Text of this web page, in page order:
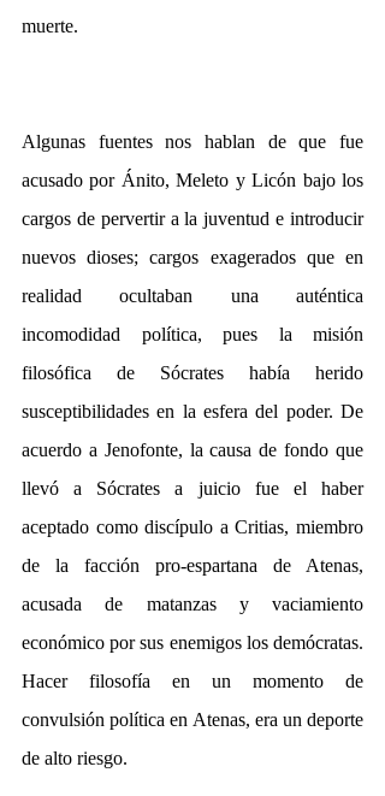
muerte.
Algunas fuentes nos hablan de que fue
acusado por Ánito, Meleto y Licón bajo los
cargos de pervertir a la juventud e introducir
nuevos dioses; cargos exagerados que en
realidad ocultaban una auténtica
incomodidad política, pues la misión
filosófica de Sócrates había herido
susceptibilidades en la esfera del poder. De
acuerdo a Jenofonte, la causa de fondo que
llevó a Sócrates a juicio fue el haber
aceptado como discípulo a Critias, miembro
de la facción pro-espartana de Atenas,
acusada de matanzas y vaciamiento
económico por sus enemigos los demócratas.
Hacer filosofía en un momento de
convulsión política en Atenas, era un deporte
de alto riesgo.